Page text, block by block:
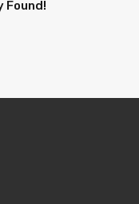
Found!